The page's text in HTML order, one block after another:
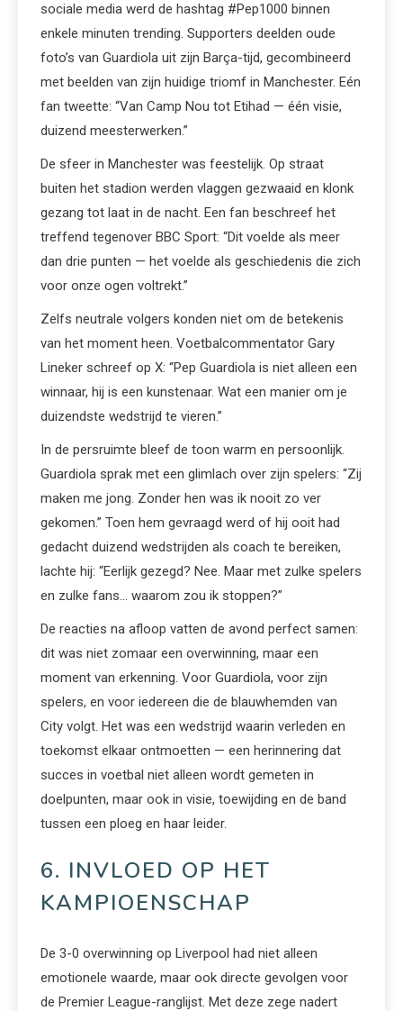
sociale media werd de hashtag #Pep1000 binnen
enkele minuten trending. Supporters deelden oude
foto’s van Guardiola uit zijn Barça-tijd, gecombineerd
met beelden van zijn huidige triomf in Manchester. Eén
fan tweette: “Van Camp Nou tot Etihad — één visie,
duizend meesterwerken.”
De sfeer in Manchester was feestelijk. Op straat
buiten het stadion werden vlaggen gezwaaid en klonk
gezang tot laat in de nacht. Een fan beschreef het
treffend tegenover BBC Sport: “Dit voelde als meer
dan drie punten — het voelde als geschiedenis die zich
voor onze ogen voltrekt.”
Zelfs neutrale volgers konden niet om de betekenis
van het moment heen. Voetbalcommentator Gary
Lineker schreef op X: “Pep Guardiola is niet alleen een
winnaar, hij is een kunstenaar. Wat een manier om je
duizendste wedstrijd te vieren.”
In de persruimte bleef de toon warm en persoonlijk.
Guardiola sprak met een glimlach over zijn spelers: “Zij
maken me jong. Zonder hen was ik nooit zo ver
gekomen.” Toen hem gevraagd werd of hij ooit had
gedacht duizend wedstrijden als coach te bereiken,
lachte hij: “Eerlijk gezegd? Nee. Maar met zulke spelers
en zulke fans… waarom zou ik stoppen?”
De reacties na afloop vatten de avond perfect samen:
dit was niet zomaar een overwinning, maar een
moment van erkenning. Voor Guardiola, voor zijn
spelers, en voor iedereen die de blauwhemden van
City volgt. Het was een wedstrijd waarin verleden en
toekomst elkaar ontmoetten — een herinnering dat
succes in voetbal niet alleen wordt gemeten in
doelpunten, maar ook in visie, toewijding en de band
tussen een ploeg en haar leider.
6. INVLOED OP HET
KAMPIOENSCHAP
De 3-0 overwinning op Liverpool had niet alleen
emotionele waarde, maar ook directe gevolgen voor
de Premier League-ranglijst. Met deze zege nadert